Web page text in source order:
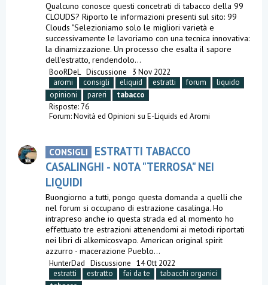
Qualcuno conosce questi concetrati di tabacco della 99
CLOUDS? Riporto le informazioni presenti sul sito: 99
Clouds "Selezioniamo solo le migliori varietà e
successivamente le lavoriamo con una tecnica innovativa:
la dinamizzazione. Un processo che esalta il sapore
dell'estratto, rendendolo...
BooRDeL Discussione
3 Nov 2022
aromi
consigli eliquid estratti forum
liquido
opinioni
pareri
tabacco
Risposte: 76
Forum:Novità ed Opinioni su E-Liquids ed Aromi
CONSIGLI
ESTRATTI TABACCO
CASALINGHI - NOTA "TERROSA" NEI
LIQUIDI
Buongiorno a tutti, pongo questa domanda a quelli che
nel forum si occupano di estrazione casalinga. Ho
intrapreso anche io questa strada ed al momento ho
effettuato tre estrazioni attenendomi ai metodi riportati
nei libri di alkemicosvapo. American original spirit
azzurro - macerazione Pueblo...
HunterDad Discussione 14 Ott 2022
estratti
estratto fai da te
tabacchi organici